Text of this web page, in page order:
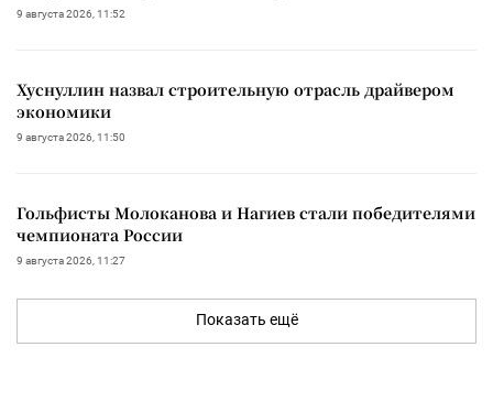
9 августа 2026, 11:52
Хуснуллин назвал строительную отрасль драйвером
экономики
9 августа 2026, 11:50
Гольфисты Молоканова и Нагиев стали победителями
чемпионата России
9 августа 2026, 11:27
Показать ещё